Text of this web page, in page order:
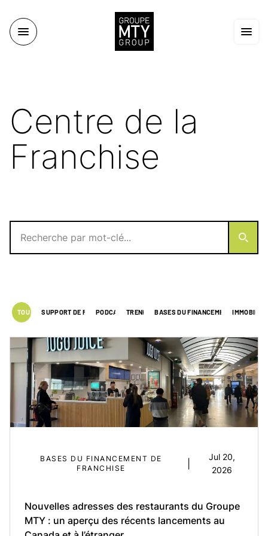
Centre de la
Franchise
TOUS SUPPORT DE FORMATION
PODCAST TRENDS BASES DU FINANCEMENT DE
BASES DU FINANCEMENT DE
FRANCHISE
Jul 20,
2026
Nouvelles adresses des restaurants du Groupe
MTY : un aperçu des récents lancements au